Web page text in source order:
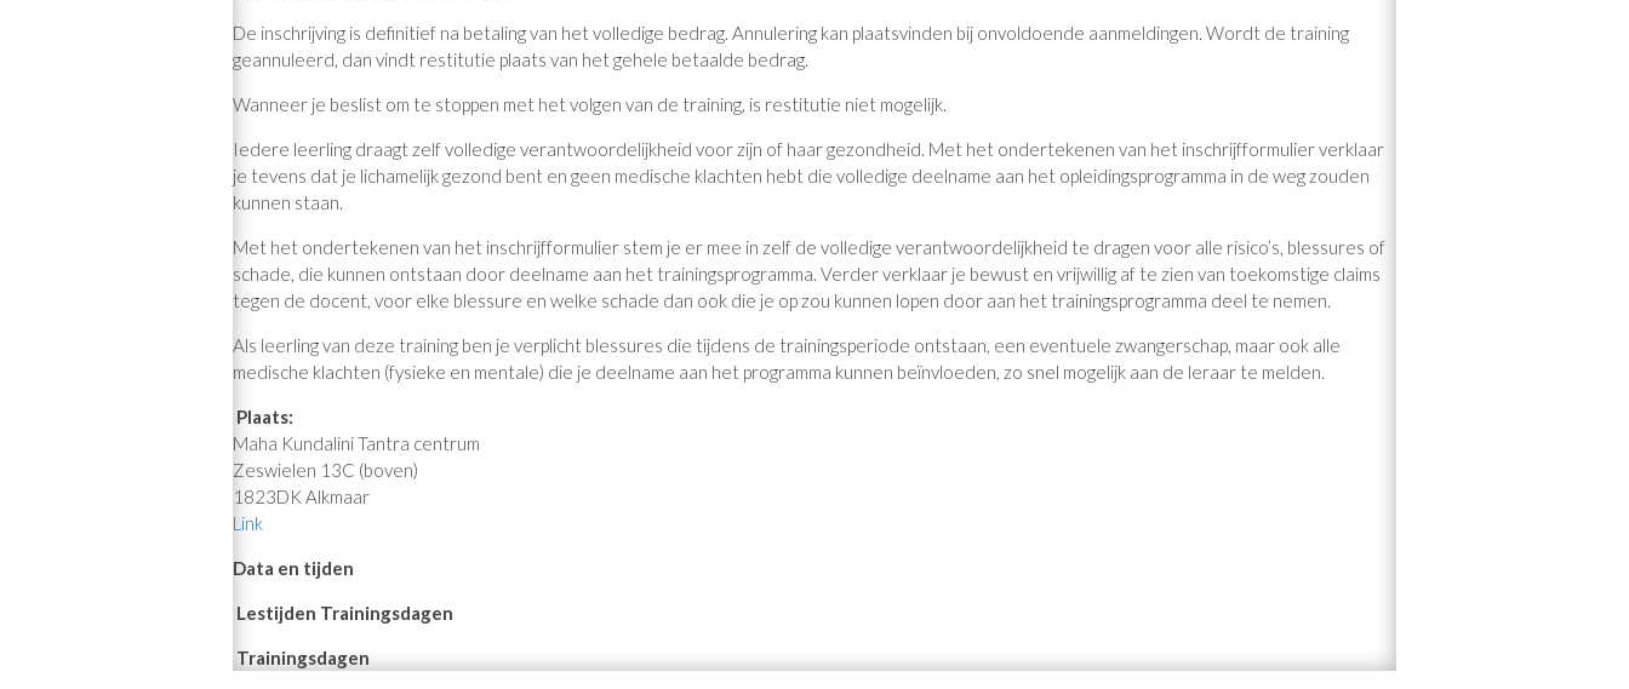
De inschrijving is definitief na betaling van het volledige bedrag. Annulering kan plaatsvinden bij onvoldoende aanmeldingen. Wordt de training
geannuleerd, dan vindt restitutie plaats van het gehele betaalde bedrag.
Wanneer je beslist om te stoppen met het volgen van de training, is restitutie niet mogelijk.
Iedere leerling draagt zelf volledige verantwoordelijkheid voor zijn of haar gezondheid. Met het ondertekenen van het inschrijfformulier verklaar
je tevens dat je lichamelijk gezond bent en geen medische klachten hebt die volledige deelname aan het opleidingsprogramma in de weg zouden
kunnen staan.
Met het ondertekenen van het inschrijfformulier stem je er mee in zelf de volledige verantwoordelijkheid te dragen voor alle risico’s, blessures of
schade, die kunnen ontstaan door deelname aan het trainingsprogramma. Verder verklaar je bewust en vrijwillig af te zien van toekomstige claims
tegen de docent, voor elke blessure en welke schade dan ook die je op zou kunnen lopen door aan het trainingsprogramma deel te nemen.
Als leerling van deze training ben je verplicht blessures die tijdens de trainingsperiode ontstaan, een eventuele zwangerschap, maar ook alle
medische klachten (fysieke en mentale) die je deelname aan het programma kunnen beïnvloeden, zo snel mogelijk aan de leraar te melden.
Plaats:
Maha Kundalini Tantra centrum
Zeswielen 13C (boven)
1823DK Alkmaar
Link
Data en tijden
Lestijden Trainingsdagen
Trainingsdagen